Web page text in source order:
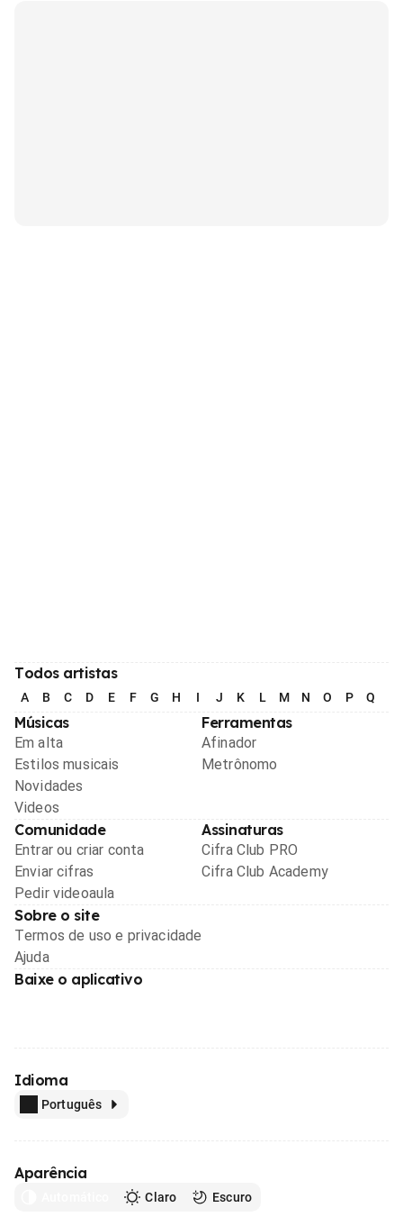
Todos artistas
A B C D E F G H I J K L M N O P Q
Músicas
Em alta
Estilos musicais
Novidades
Videos
Ferramentas
Afinador
Metrônomo
Comunidade
Entrar ou criar conta
Enviar cifras
Pedir videoaula
Assinaturas
Cifra Club PRO
Cifra Club Academy
Sobre o site
Termos de uso e privacidade
Ajuda
Baixe o aplicativo
Idioma
Português
Aparência
Claro Escuro